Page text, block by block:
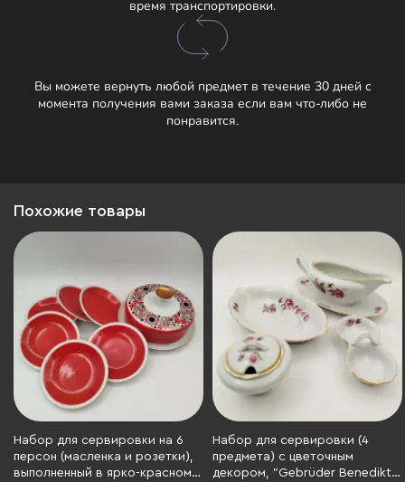
время транспортировки.
Вы можете вернуть любой предмет в течение 30 дней с
момента получения вами заказа если вам что-либо не
понравится.
Похожие товары
Набор для сервировки на 6
персон (масленка и розетки),
выполненный в ярко-красном
Набор для сервировки (4
предмета) с цветочным
декором, "Gebrüder Benedikt",